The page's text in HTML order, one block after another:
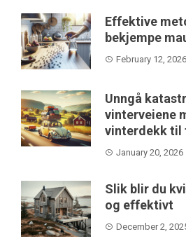
Effektive
bekjempe
February 12, 2026
Unngå
vinterveiene
vinterdekk til
January 20, 2026
Slik blir du
og effektivt
December 2,